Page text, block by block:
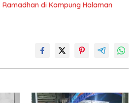
di Kampung Halaman